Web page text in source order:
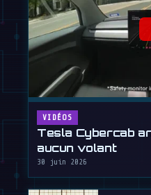
VIDÉOS
Tesla Cybercab
aucun volant
30 juin 2026